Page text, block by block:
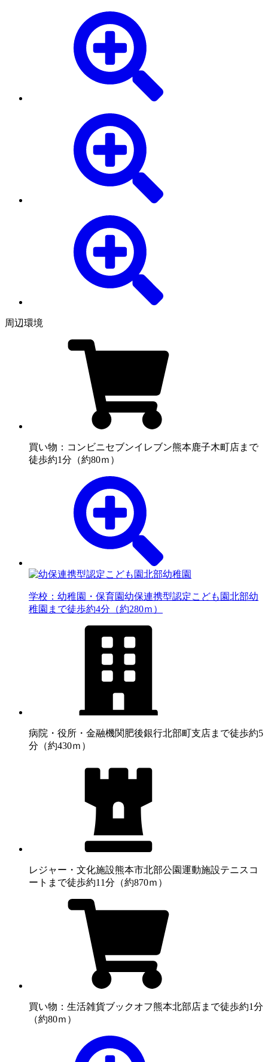
周辺環境
買い物：コンビニセブンイレブン熊本鹿子木町店まで
徒歩約1分（約80ｍ）
学校：幼稚園・保育園幼保連携型認定こども園北部幼
稚園まで徒歩約4分（約280ｍ）
病院・役所・金融機関肥後銀行北部町支店まで徒歩約5
分（約430ｍ）
レジャー・文化施設熊本市北部公園運動施設テニスコ
ートまで徒歩約11分（約870ｍ）
買い物：生活雑貨ブックオフ熊本北部店まで徒歩約1分
（約80ｍ）